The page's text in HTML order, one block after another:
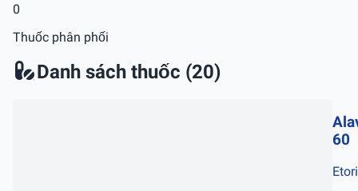
0
Thuốc phân phối
Danh sách thuốc (20)
60